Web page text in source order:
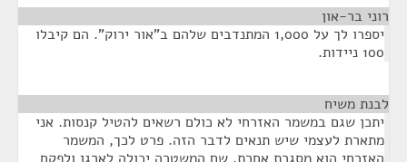
רוני בר-און
יספרו לך על 1,000 המתנדבים שלהם ב"אור ירוק". הם קיבלו
100 ניידות.
לבנת משיח
יתכן שגם במשמר האזרחי לא כולם רשאים להטיל קנסות. אני
מתארת לעצמי שיש תנאים לדבר הזה. פרט לכך, המשמר